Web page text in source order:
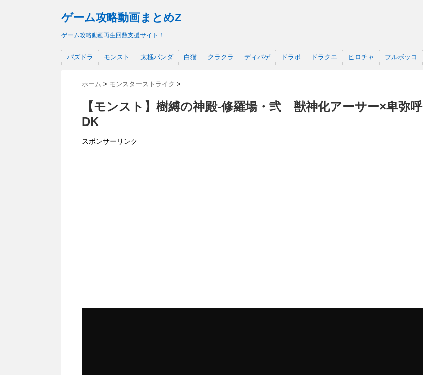
ゲーム攻略動画まとめZ
ゲーム攻略動画再生回数支援サイト！
パズドラ モンスト 太極パンダ 白猫 クラクラ ディバゲ ドラポ ドラクエ ヒロチャ フルボッコ
ホーム > モンスターストライク >
【モンスト】樹縛の神殿-修羅場・弐 獣神化アーサー×卑弥呼
DK
スポンサーリンク